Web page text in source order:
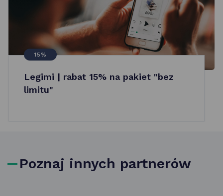
15%
Legimi | rabat 15% na pakiet "bez
limitu"
Poznaj innych partnerów